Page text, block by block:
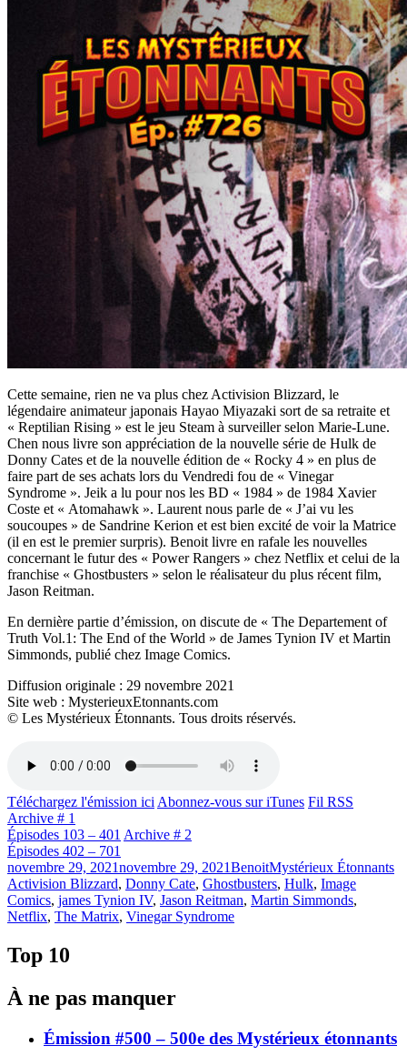
Cette semaine, rien ne va plus chez Activision Blizzard, le
légendaire animateur japonais Hayao Miyazaki sort de sa retraite et
« Reptilian Rising » est le jeu Steam à surveiller selon Marie-Lune.
Chen nous livre son appréciation de la nouvelle série de Hulk de
Donny Cates et de la nouvelle édition de « Rocky 4 » en plus de
faire part de ses achats lors du Vendredi fou de « Vinegar
Syndrome ». Jeik a lu pour nos les BD « 1984 » de 1984 Xavier
Coste et « Atomahawk ». Laurent nous parle de « J’ai vu les
soucoupes » de Sandrine Kerion et est bien excité de voir la Matrice
(il en est le premier surpris). Benoit livre en rafale les nouvelles
concernant le futur des « Power Rangers » chez Netflix et celui de la
franchise « Ghostbusters » selon le réalisateur du plus récent film,
Jason Reitman.
En dernière partie d’émission, on discute de « The Departement of
Truth Vol.1: The End of the World » de James Tynion IV et Martin
Simmonds, publié chez Image Comics.
Diffusion originale : 29 novembre 2021
Site web : MysterieuxEtonnants.com
© Les Mystérieux Étonnants. Tous droits réservés.
Téléchargez l'émission iciAbonnez-vous sur iTunes Fil RSS
Archive # 1
Épisodes 103 – 401 Archive # 2
Épisodes 402 – 701
Publié
le
novembre 29, 2021novembre 29, 2021BenoitCatégories
Mystérieux Étonnants
Activision Blizzard, Donny Cate, Ghostbusters, Hulk, Image
Comics, james Tynion IV, Jason Reitman, Martin Simmonds,
Netflix, The Matrix, Vinegar Syndrome
Top 10
À ne pas manquer
Émission #500 – 500e des Mystérieux étonnants